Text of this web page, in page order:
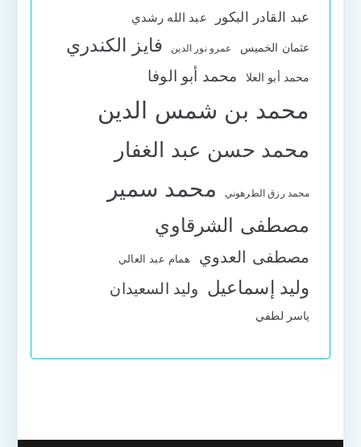
عبد القادر البكور عبد الله رشدي
عثمان الخميس عمرو نور الدين فايز الكندري
محمد أبو العلا محمد أبو الوفا
محمد بن شمس الدين
محمد حسن عبد الغفار
محمد رزق الطرهوني محمد سمير
مصطفى الشرقاوي
مصطفى العدوي همام عبد العالي
وليد إسماعيل وليد السعيدان
ياسر لطفي